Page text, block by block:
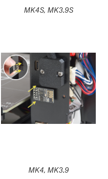
MK4S, MK3.9S
MK4, MK3.9